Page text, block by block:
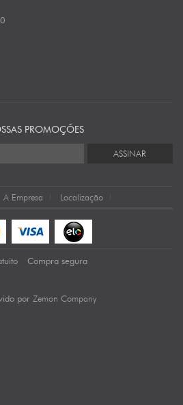
PROMOÇÕES
ASSINAR
A Empresa Localização
Compra segura
por Zemon Company